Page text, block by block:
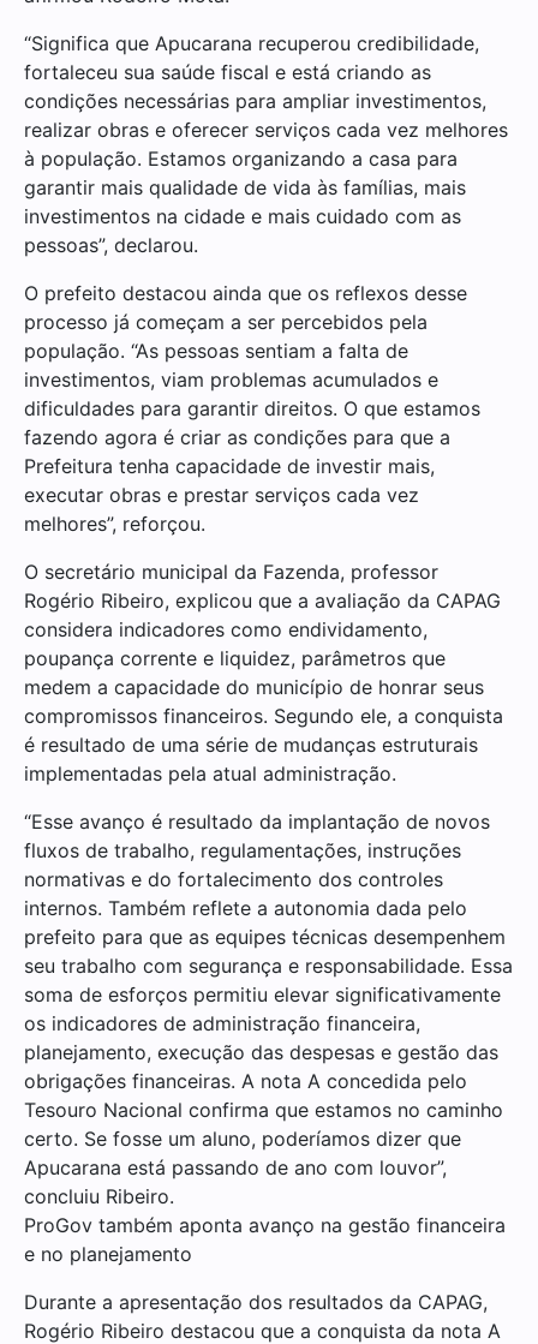
“Significa que Apucarana recuperou credibilidade,
fortaleceu sua saúde fiscal e está criando as
condições necessárias para ampliar investimentos,
realizar obras e oferecer serviços cada vez melhores
à população. Estamos organizando a casa para
garantir mais qualidade de vida às famílias, mais
investimentos na cidade e mais cuidado com as
pessoas”, declarou.
O prefeito destacou ainda que os reflexos desse
processo já começam a ser percebidos pela
população. “As pessoas sentiam a falta de
investimentos, viam problemas acumulados e
dificuldades para garantir direitos. O que estamos
fazendo agora é criar as condições para que a
Prefeitura tenha capacidade de investir mais,
executar obras e prestar serviços cada vez
melhores”, reforçou.
O secretário municipal da Fazenda, professor
Rogério Ribeiro, explicou que a avaliação da CAPAG
considera indicadores como endividamento,
poupança corrente e liquidez, parâmetros que
medem a capacidade do município de honrar seus
compromissos financeiros. Segundo ele, a conquista
é resultado de uma série de mudanças estruturais
implementadas pela atual administração.
“Esse avanço é resultado da implantação de novos
fluxos de trabalho, regulamentações, instruções
normativas e do fortalecimento dos controles
internos. Também reflete a autonomia dada pelo
prefeito para que as equipes técnicas desempenhem
seu trabalho com segurança e responsabilidade. Essa
soma de esforços permitiu elevar significativamente
os indicadores de administração financeira,
planejamento, execução das despesas e gestão das
obrigações financeiras. A nota A concedida pelo
Tesouro Nacional confirma que estamos no caminho
certo. Se fosse um aluno, poderíamos dizer que
Apucarana está passando de ano com louvor”,
concluiu Ribeiro.
ProGov também aponta avanço na gestão financeira
e no planejamento
Durante a apresentação dos resultados da CAPAG,
Rogério Ribeiro destacou que a conquista da nota A